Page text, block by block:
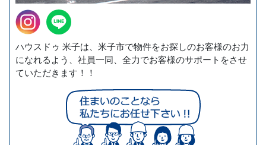
ハウスドゥ 米子は、米子市で物件をお探しのお客様のお力
になれるよう、社員一同、全力でお客様のサポートをさせ
ていただきます！！